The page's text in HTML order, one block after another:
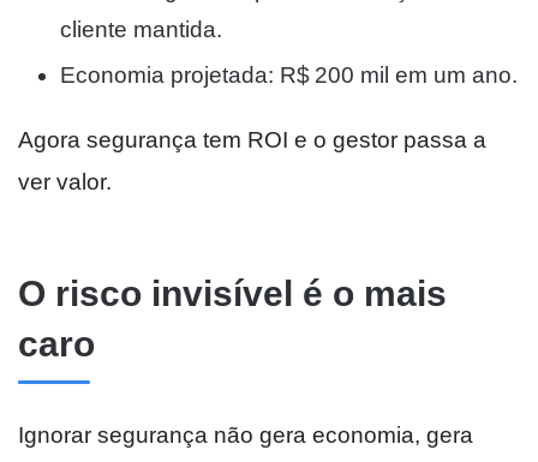
cliente mantida.
Economia projetada: R$ 200 mil em um ano.
Agora segurança tem ROI e o gestor passa a
ver valor.
O risco invisível é o mais
caro
Ignorar segurança não gera economia, gera